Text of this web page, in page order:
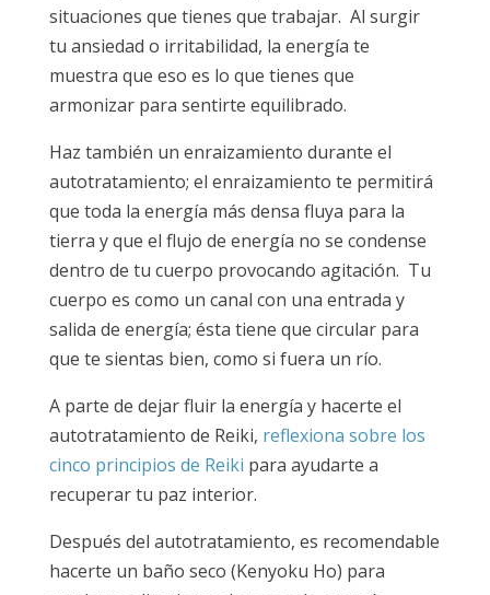
situaciones que tienes que trabajar. Al surgir
tu ansiedad o irritabilidad, la energía te
muestra que eso es lo que tienes que
armonizar para sentirte equilibrado.
Haz también un enraizamiento durante el
autotratamiento; el enraizamiento te permitirá
que toda la energía más densa fluya para la
tierra y que el flujo de energía no se condense
dentro de tu cuerpo provocando agitación. Tu
cuerpo es como un canal con una entrada y
salida de energía; ésta tiene que circular para
que te sientas bien, como si fuera un río.
A parte de dejar fluir la energía y hacerte el
autotratamiento de Reiki, reflexiona sobre los
cinco principios de Reiki para ayudarte a
recuperar tu paz interior.
Después del autotratamiento, es recomendable
hacerte un baño seco (Kenyoku Ho) para